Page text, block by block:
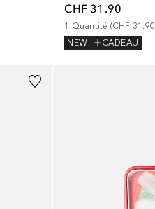
CHF 31.90
1 Quantité (CHF 31.90
NEW
CADEAU